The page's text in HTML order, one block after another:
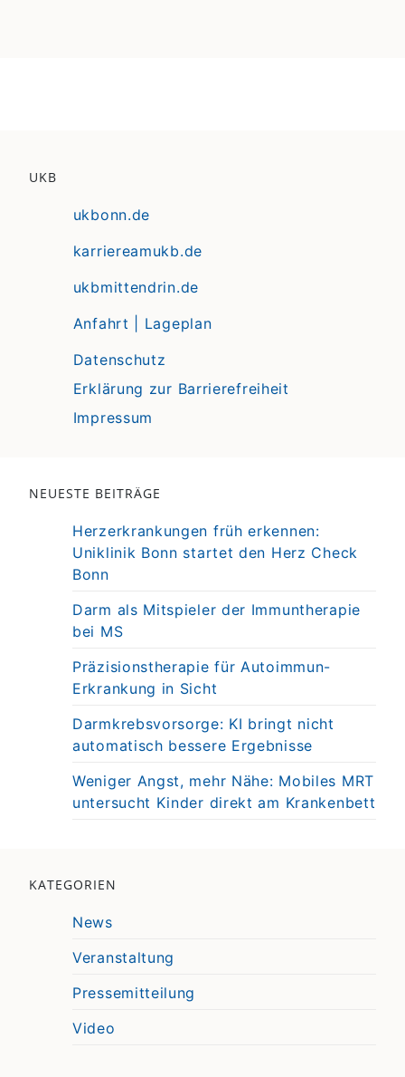
UKB
ukbonn.de
karriereamukb.de
ukbmittendrin.de
Anfahrt | Lageplan
Datenschutz
Erklärung zur Barrierefreiheit
Impressum
NEUESTE BEITRÄGE
Herzerkrankungen früh erkennen:
Uniklinik Bonn startet den Herz Check
Bonn
Darm als Mitspieler der Immuntherapie
bei MS
Präzisionstherapie für Autoimmun-
Erkrankung in Sicht
Darmkrebsvorsorge: KI bringt nicht
automatisch bessere Ergebnisse
Weniger Angst, mehr Nähe: Mobiles MRT
untersucht Kinder direkt am Krankenbett
KATEGORIEN
News
Veranstaltung
Pressemitteilung
Video